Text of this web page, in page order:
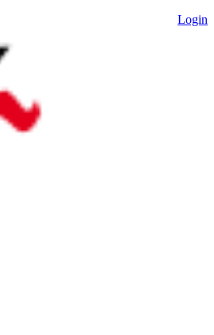
Login